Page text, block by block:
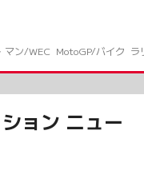
マン/WEC MotoGP/バイク ラ
ョン ニュー